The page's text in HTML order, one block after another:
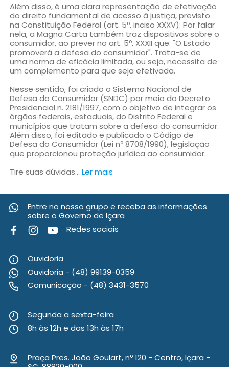
Além disso, é uma clara representação de efetivação
do direito fundamental de acesso à justiça, previsto
na Constituição Federal (art. 5º, inciso XXXV). Por falar
nela, a Magna Carta também traz dispositivos sobre o
consumidor, ao prever no art. 5º, XXXII que: "O Estado
promoverá a defesa do consumidor". Trata-se de
uma norma de eficácia limitada, ou seja, necessita de
um complemento para que seja efetivada.
Nesse sentido, foi criado o Sistema Nacional de
Defesa do Consumidor (SNDC) por meio do Decreto
Presidencial n. 2181/1997, com o objetivo de integrar os
órgãos federais, estaduais, do Distrito Federal e
municípios que tratam sobre a defesa do consumidor.
Além disso, foi editado e publicado o Código de
Defesa do Consumidor (Lei nº 8708/1990), legislação
que proporcionou proteção jurídica ao consumidor.
Tire suas dúvidas... Ler mais
Entre no nosso grupo e receba as informações
sobre o Governo de Içara
Redes sociais
Ouvidoria
Ouvidoria - (48) 99139-0359
Comunicação - (48) 3431-3570
Segunda a sexta-feira
8h às 12h e das 13h às 17h
Praça Pres. João Goulart, nº 120 - Centro, Içara -